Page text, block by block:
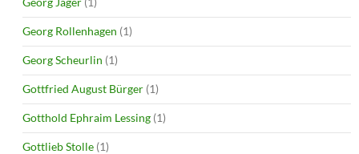
Georg Rollenhagen (1)
Georg Scheurlin (1)
Gottfried August Bürger (1)
Gotthold Ephraim Lessing (1)
Gottlieb Stolle (1)